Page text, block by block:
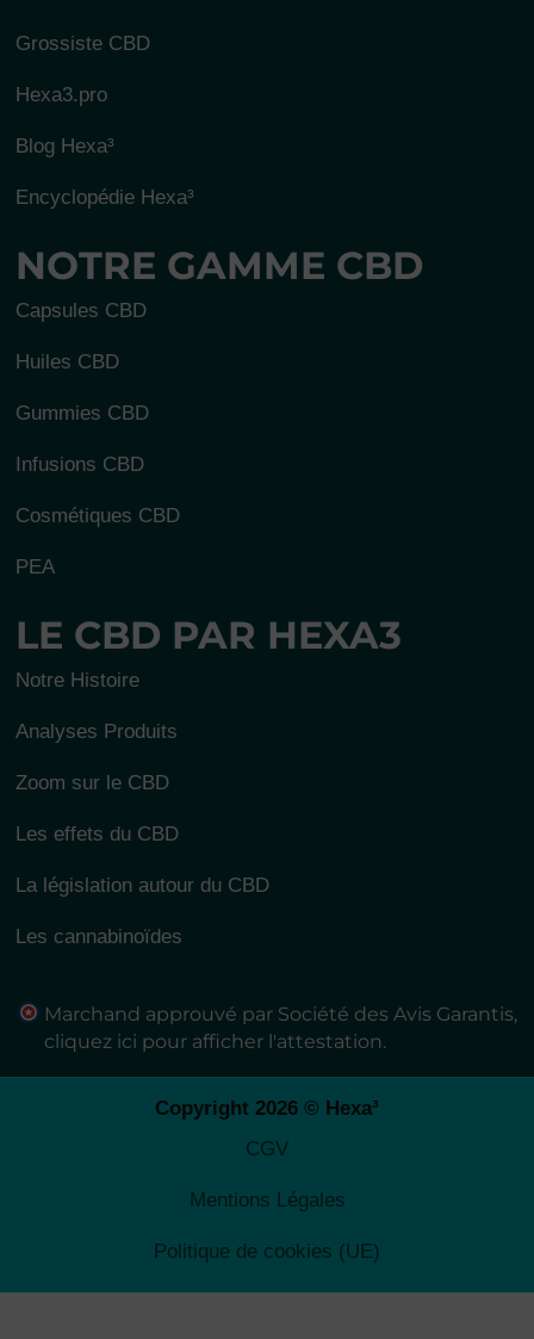
Grossiste CBD
Hexa3.pro
Blog Hexa³
Encyclopédie Hexa³
NOTRE GAMME CBD
Capsules CBD
Huiles CBD
Gummies CBD
Infusions CBD
Cosmétiques CBD
PEA
LE CBD PAR HEXA3
Notre Histoire
Analyses Produits
Zoom sur le CBD
Les effets du CBD
La législation autour du CBD
Les cannabinoïdes
Marchand approuvé par Société des Avis Garantis,
cliquez ici pour afficher l'attestation.
Copyright 2026 © Hexa³
CGV
Mentions Légales
Politique de cookies (UE)